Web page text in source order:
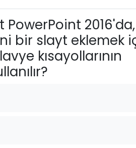
PowerPoint
bir slayt eklemek
kısayollarının